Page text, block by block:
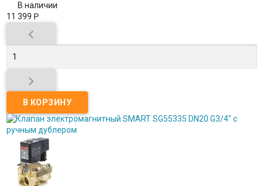
В наличии
11 399 Р

